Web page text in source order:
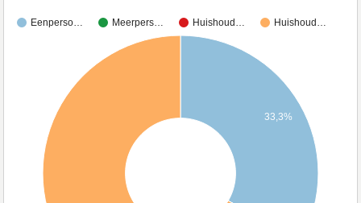
Eenperso… Meerpers… Huishoud… Huishoud…
33,3%